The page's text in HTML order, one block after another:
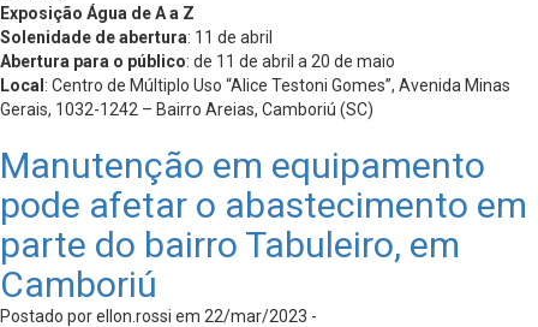
Exposição Água de A a Z
Solenidade de abertura: 11 de abril
Abertura para o público: de 11 de abril a 20 de maio
Local : Centro de Múltiplo Uso “Alice Testoni Gomes”, Avenida Minas
Gerais, 1032-1242 – Bairro Areias, Camboriú (SC)
Manutenção em equipamento
pode afetar o abastecimento em
parte do bairro Tabuleiro, em
Camboriú
Postado por ellon.rossi em 22/mar/2023 -